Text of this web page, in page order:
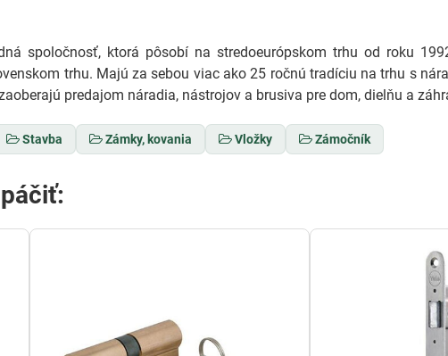
spoločnosť, ktorá pôsobí na stredoeurópskom trhu od roku
trhu. Majú za sebou viac ako 25 ročnú tradíciu na trhu s
predajom náradia, nástrojov a brusiva pre dom, dielňu a
Stavba Zámky, kovania Vložky Zámočník